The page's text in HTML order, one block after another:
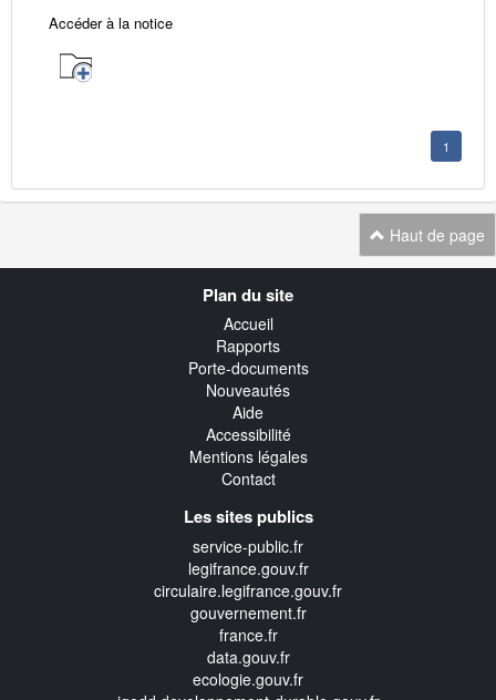
Accéder à la notice
1
Haut de page
Plan du site
Accueil
Rapports
Porte-documents
Nouveautés
Aide
Accessibilité
Mentions légales
Contact
Les sites publics
service-public.fr
legifrance.gouv.fr
circulaire.legifrance.gouv.fr
gouvernement.fr
france.fr
data.gouv.fr
ecologie.gouv.fr